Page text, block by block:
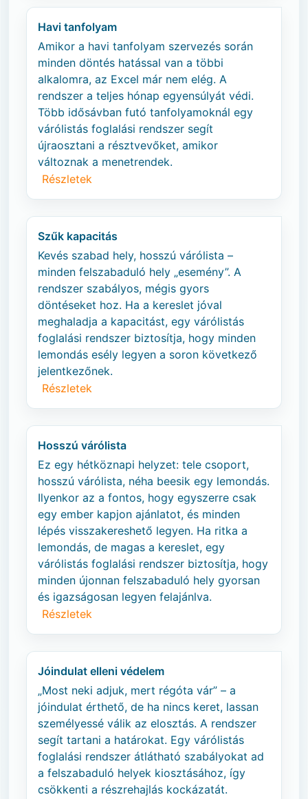
Havi tanfolyam
Amikor a havi tanfolyam szervezés során
minden döntés hatással van a többi
alkalomra, az Excel már nem elég. A
rendszer a teljes hónap egyensúlyát védi.
Több idősávban futó tanfolyamoknál egy
várólistás foglalási rendszer segít
újraosztani a résztvevőket, amikor
változnak a menetrendek.
Részletek
Szűk kapacitás
Kevés szabad hely, hosszú várólista –
minden felszabaduló hely „esemény”. A
rendszer szabályos, mégis gyors
döntéseket hoz. Ha a kereslet jóval
meghaladja a kapacitást, egy várólistás
foglalási rendszer biztosítja, hogy minden
lemondás esély legyen a soron következő
jelentkezőnek.
Részletek
Hosszú várólista
Ez egy hétköznapi helyzet: tele csoport,
hosszú várólista, néha beesik egy lemondás.
Ilyenkor az a fontos, hogy egyszerre csak
egy ember kapjon ajánlatot, és minden
lépés visszakereshető legyen. Ha ritka a
lemondás, de magas a kereslet, egy
várólistás foglalási rendszer biztosítja, hogy
minden újonnan felszabaduló hely gyorsan
és igazságosan legyen felajánlva.
Részletek
Jóindulat elleni védelem
„Most neki adjuk, mert régóta vár” – a
jóindulat érthető, de ha nincs keret, lassan
személyessé válik az elosztás. A rendszer
segít tartani a határokat. Egy várólistás
foglalási rendszer átlátható szabályokat ad
a felszabaduló helyek kiosztásához, így
csökkenti a részrehajlás kockázatát.